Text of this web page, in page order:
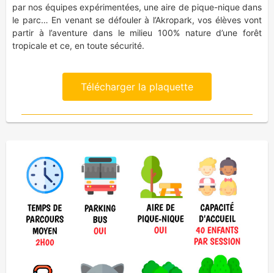
par nos équipes expérimentées, une aire de pique-nique dans
le parc… En venant se défouler à l’Akropark, vos élèves vont
partir à l’aventure dans le milieu 100% nature d’une forêt
tropicale et ce, en toute sécurité.
Télécharger la plaquette